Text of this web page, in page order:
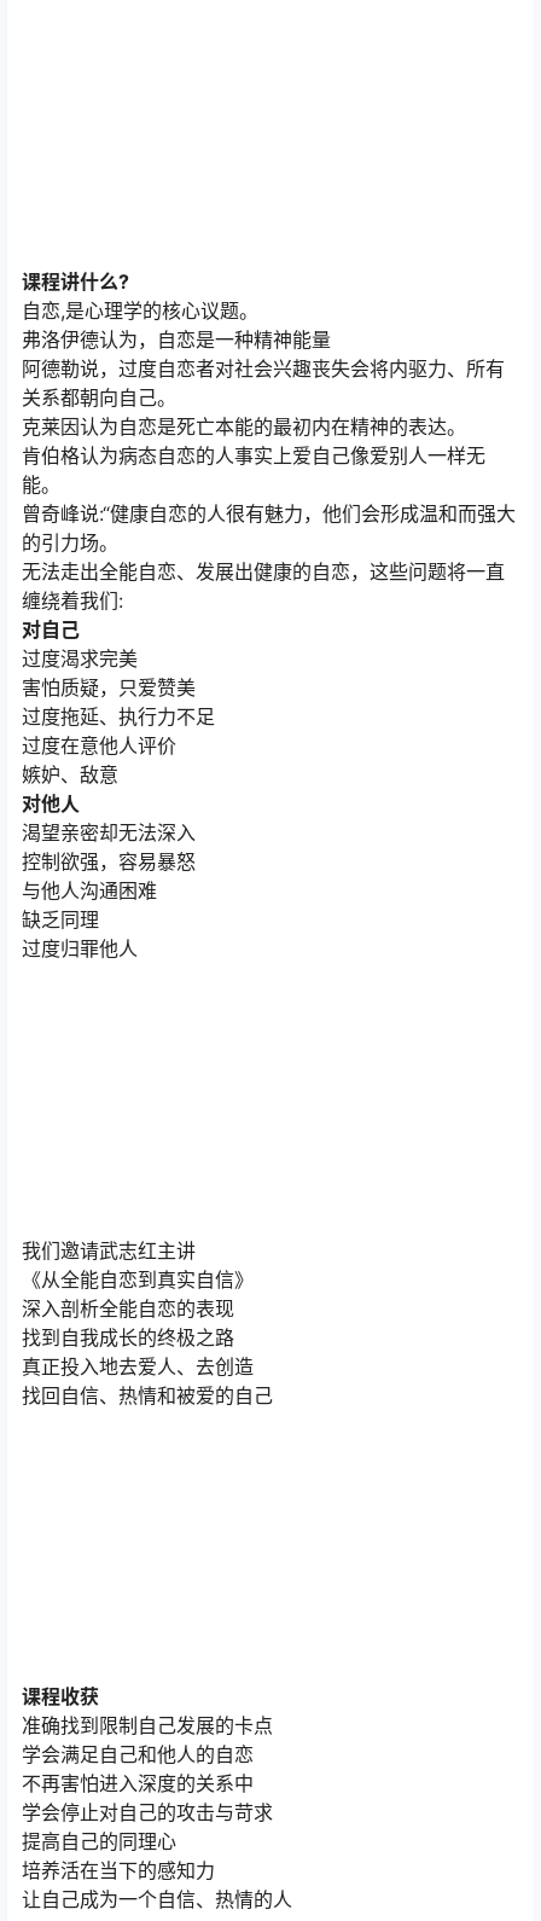
课程讲什么?
自恋,是心理学的核心议题。
弗洛伊德认为，自恋是一种精神能量
阿德勒说，过度自恋者对社会兴趣丧失会将内驱力、所有
关系都朝向自己。
克莱因认为自恋是死亡本能的最初内在精神的表达。
肯伯格认为病态自恋的人事实上爱自己像爱别人一样无
能。
曾奇峰说:“健康自恋的人很有魅力，他们会形成温和而强大
的引力场。
无法走出全能自恋、发展出健康的自恋，这些问题将一直
缠绕着我们:
对自己
过度渴求完美
害怕质疑，只爱赞美
过度拖延、执行力不足
过度在意他人评价
嫉妒、敌意
对他人
渴望亲密却无法深入
控制欲强，容易暴怒
与他人沟通困难
缺乏同理
过度归罪他人
我们邀请武志红主讲
《从全能自恋到真实自信》
深入剖析全能自恋的表现
找到自我成长的终极之路
真正投入地去爱人、去创造
找回自信、热情和被爱的自己
课程收获
准确找到限制自己发展的卡点
学会满足自己和他人的自恋
不再害怕进入深度的关系中
学会停止对自己的攻击与苛求
提高自己的同理心
培养活在当下的感知力
让自己成为一个自信、热情的人